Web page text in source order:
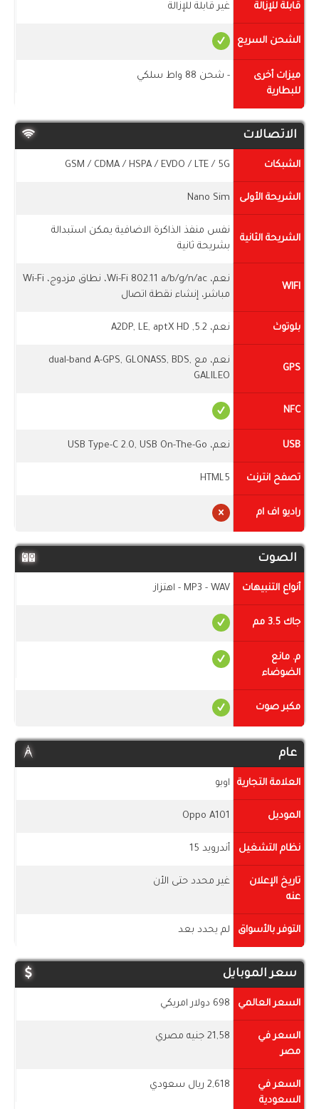
قابلة للإزالة غير قابلة للإزالة
الشحن السريع
ميزات أخرى
للبطارية
- شحن 88 واط سلكي
الاتصالات
الشبكات GSM / CDMA / HSPA / EVDO / LTE / 5G
الشريحة الأولى Nano Sim
الشريحة الثانية
نفس منفذ الذاكرة الاضافية يمكن استبدالة
بشريحة ثانية
WIFI
نعم، Wi-Fi 802.11 a/b/g/n/ac، نطاق مزدوج، Wi-Fi
مباشر، إنشاء نقطة اتصال
بلوتوث نعم، 5.2, A2DP, LE, aptX HD
GPS
نعم، مع dual-band A-GPS, GLONASS, BDS,
GALILEO
NFC
USB نعم، USB Type-C 2.0, USB On-The-Go
تصفح انترنت HTML5
راديو اف ام
الصوت
أنواع التنبيهات MP3 - WAV - اهتزاز
جاك 3.5 مم
م. مانع
الضوضاء
مكبر صوت
عام
العلامة التجارية اوبو
الموديل Oppo A101
نظام التشغيل أندرويد 15
تاريخ الإعلان
عنه
غير محدد حتى الأن
التوفر بالأسواق لم يحدد بعد
سعر الموبايل
السعر العالمي 698 دولار امريكي
السعر في
مصر
21,58 جنيه مصري
السعر في
السعودية
2,618 ريال سعودي